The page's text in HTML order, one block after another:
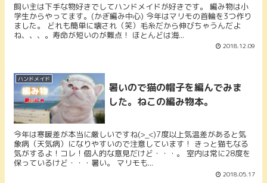
飼い主は下手な物好きでしてハンドメイドが好きです。 編み物は小
学生からやってます。(かぎ編み中心) 今年はマリモの首輪を3つ作り
ました。 どれも簡単に壊され（笑）毛糸だから伸びちゃうんだよ
ね、、、。寿命が短いのが難点！ ほとんどは海...
2018.12.09
ハンドメイド
暑いので猫の帽子を編んでみま
した。ねこの編み物本。
今年は寒暖差が本当に厳しいですね(>_<)7度以上気温差があると気
象病（天気病）になりやすいので注意しています！ きっと猫もなる
気がするよ！コレ！個人的な意見だけど・・・。 室内は常に28度を
保っているけど・・・暑い。 マリモも...
2018.05.17